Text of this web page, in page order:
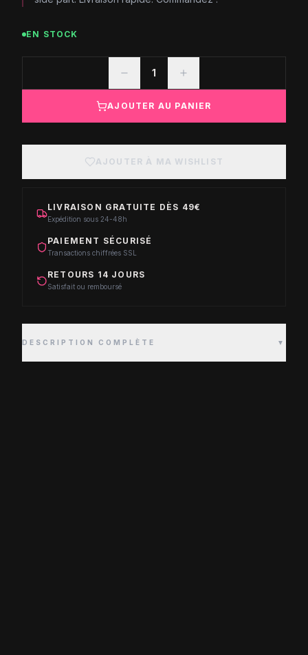
EN STOCK
1
AJOUTER AU PANIER
AJOUTER À MA WISHLIST
LIVRAISON GRATUITE DÈS 49€
Expédition sous 24-48h
PAIEMENT SÉCURISÉ
Transactions chiffrées SSL
RETOURS 14 JOURS
Satisfait ou remboursé
DESCRIPTION COMPLÈTE ▼